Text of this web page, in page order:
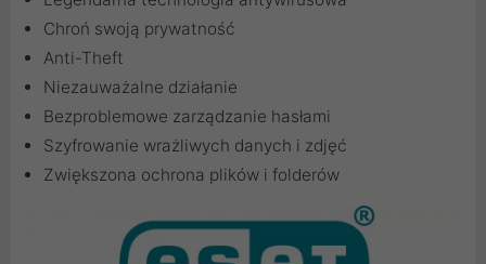
Chroń swoją prywatność
Anti-Theft
Niezauważalne działanie
Bezproblemowe zarządzanie hasłami
Szyfrowanie wrażliwych danych i zdjęć
Zwiększona ochrona plików i folderów